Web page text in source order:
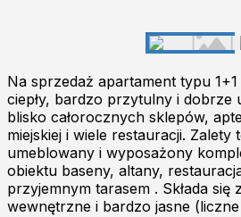
Na sprzedaż apartament typu
ciepły, bardzo przytulny i dobrze
blisko całorocznych sklepów,
miejskiej i wiele restauracji.
umeblowany i wyposażony
obiektu baseny, altany,
przyjemnym tarasem . Składa
wewnętrzne i bardzo jasne